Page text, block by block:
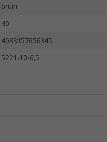
bruin
40
4033157656345
5221-10-6,5